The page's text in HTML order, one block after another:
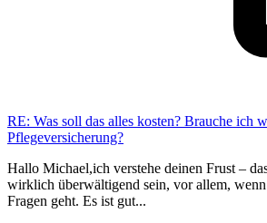
RE: Was soll das alles kosten? Brauche ich
Pflegeversicherung?
Hallo Michael,ich verstehe deinen Frust –
wirklich überwältigend sein, vor allem,
Fragen geht. Es ist gut...